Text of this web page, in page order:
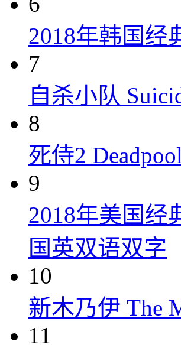
2018年韩国经
7
自杀小队
8
死侍2
9
2018年美国经
国英双语双字
10
新木乃伊 The
11